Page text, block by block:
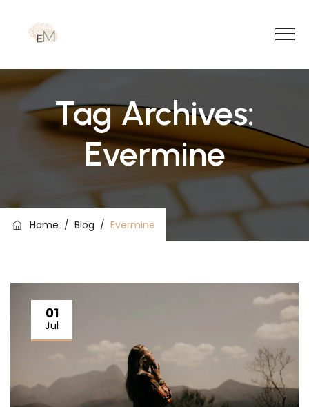
Tag Archives:
Evermine
Home / Blog / Evermine
01
Jul